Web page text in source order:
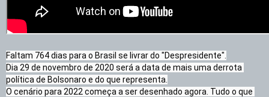
Faltam 764 dias para o Brasil se livrar do "Despresidente".
Dia 29 de novembro de 2020 será a data de mais uma derrota
política de Bolsonaro e do que representa.
O cenário para 2022 começa a ser desenhado agora. Tudo o que